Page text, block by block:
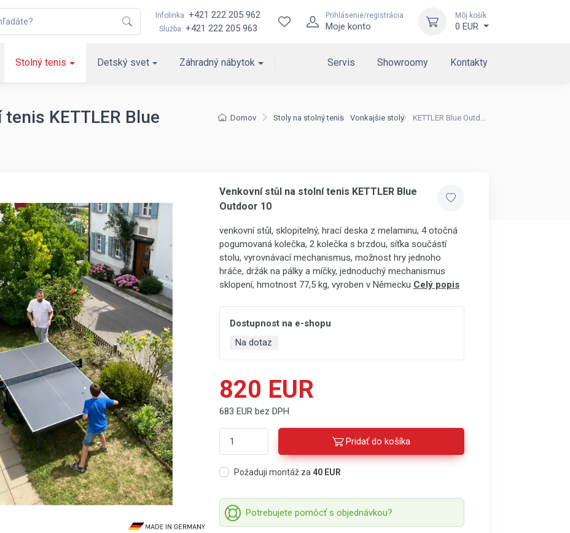
Infolinka: +421 222 205 962
Služba: +421 222 205 963
Prihlásenie/registrácia
Moje konto
Môj košík
0 EUR
Stolný tenis Detský svet Záhradný nábytok Servis Showroomy Kontakty
Domov Stoly na stolný tenis Vonkajšie stoly KETTLER Blue Outdoor 10
KETTLER Blue
Venkovní stůl na stolní tenis KETTLER Blue
Outdoor 10
venkovní stůl, sklopitelný, hrací deska z melaminu, 4 otočná
pogumovaná kolečka, 2 kolečka s brzdou, síťka součástí
stolu, vyrovnávací mechanismus, možnost hry jednoho
hráče, držák na pálky a míčky, jednoduchý mechanismus
sklopení, hmotnost 77,5 kg, vyroben v Německu Celý popis
Dostupnost na e-shopu
Na dotaz
820 EUR
683 EUR bez DPH
Pridať do košíka
Požaduji montáž za 40 EUR
Potrebujete pomôcť s objednávkou?